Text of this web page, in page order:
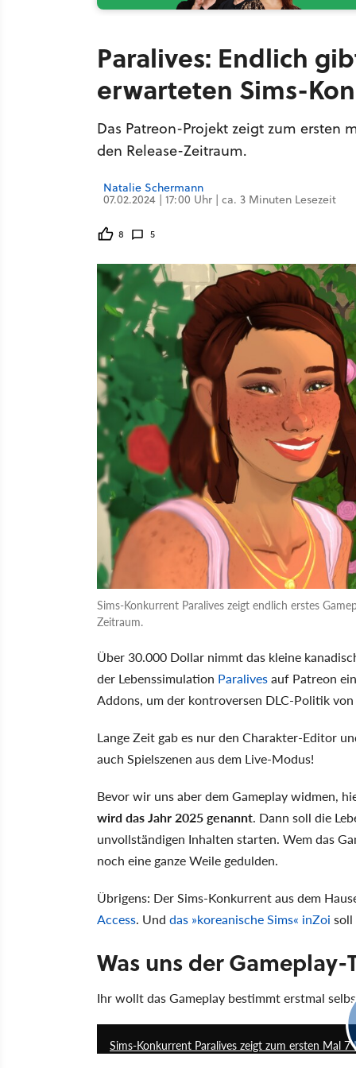
Paralives: Endlich
erwarteten Sims-
Das Patreon-Projekt zeigt zum ersten
den Release-Zeitraum.
Natalie Schermann
07.02.2024 | 17:00 Uhr | ca. 3 Minuten Lesezeit
8 5
Sims-Konkurrent Paralives zeigt endlich erstes
Zeitraum.
Über 30.000 Dollar nimmt das kleine
der Lebenssimulation Paralivesauf Patreon
Addons, um der kontroversen DLC-Politik
Lange Zeit gab es nur den Charakter-Editor
auch Spielszenen aus dem Live-Modus!
Bevor wir uns aber dem Gameplay widmen,
wird das Jahr 2025 genannt. Dann soll die
unvollständigen Inhalten starten. Wem das
noch eine ganze Weile gedulden.
Übrigens: Der Sims-Konkurrent aus dem
Access. Und das »koreanische Sims« inZoi soll
Was uns der
Ihr wollt das Gameplay bestimmt erstmal
Sims-Konkurrent Paralives zeigt zum ersten Mal